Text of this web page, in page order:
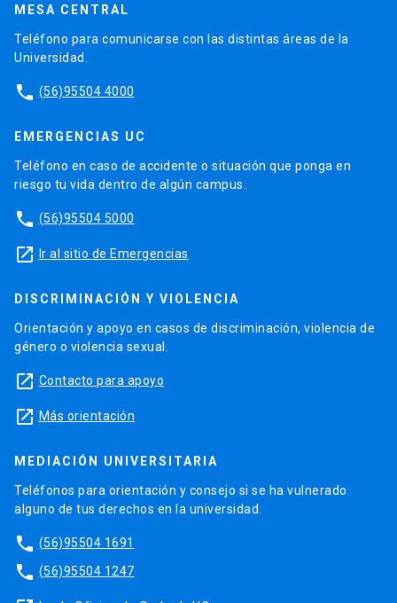
MESA CENTRAL
Teléfono para comunicarse con las distintas áreas de la
Universidad.
phone (56)95504 4000
EMERGENCIAS UC
Teléfono en caso de accidente o situación que ponga en
riesgo tu vida dentro de algún campus.
phone (56)95504 5000
launch Ir al sitio de Emergencias
DISCRIMINACIÓN Y VIOLENCIA
Orientación y apoyo en casos de discriminación, violencia de
género o violencia sexual.
launch Contacto para apoyo
launch Más orientación
MEDIACIÓN UNIVERSITARIA
Teléfonos para orientación y consejo si se ha vulnerado
alguno de tus derechos en la universidad.
phone (56)95504 1691
phone (56)95504 1247